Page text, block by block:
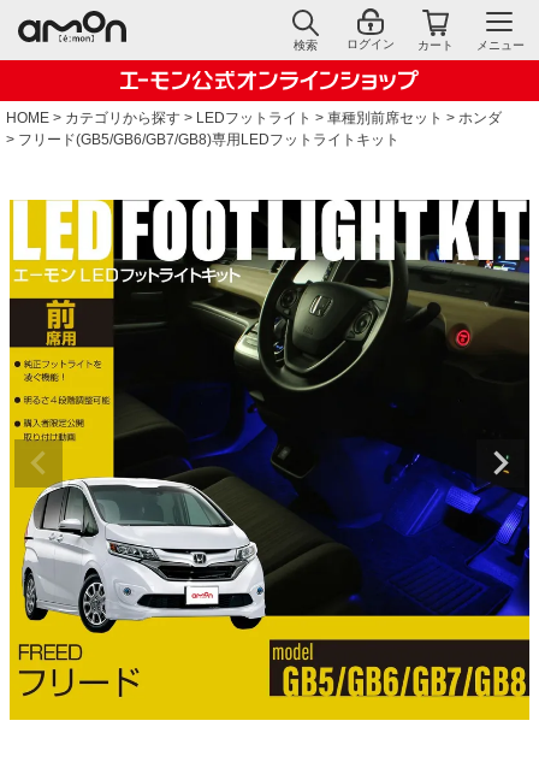
検索 ログイン カート メニュー
HOME カテゴリから探す LEDフットライト 車種別前席セット
ホンダ
フリード(GB5/GB6/GB7/GB8)専用LEDフットライトキット